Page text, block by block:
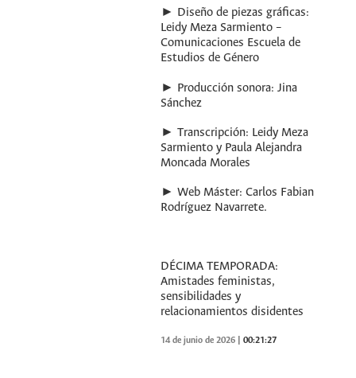
► Diseño de piezas gráficas:
Leidy Meza Sarmiento –
Comunicaciones Escuela de
Estudios de Género
► Producción sonora: Jina
Sánchez
► Transcripción: Leidy Meza
Sarmiento y Paula Alejandra
Moncada Morales
► Web Máster: Carlos Fabian
Rodríguez Navarrete.
DÉCIMA TEMPORADA:
Amistades feministas,
sensibilidades y
relacionamientos disidentes
14 de junio de 2026 |00:21:27